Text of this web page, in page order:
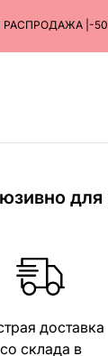
РАСПРОДАЖА |-
для
доставка
со склада в